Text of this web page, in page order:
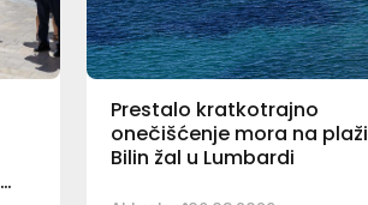
Prestalo kratkotrajno
onečišćenje mora na plaži
Bilin žal u Lumbardi